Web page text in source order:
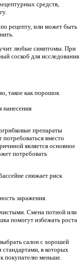
средств,
рецепту, или может быть
любые симптомы. При
соскоб для исследования
такое как порошок
нанесения
препараты
вместо
является основное
потребовать
снижает риск
заражения.
Смена потной или
помогут избежать роста
салон с хорошей
стандартами, в которых
к покупателю меньше.